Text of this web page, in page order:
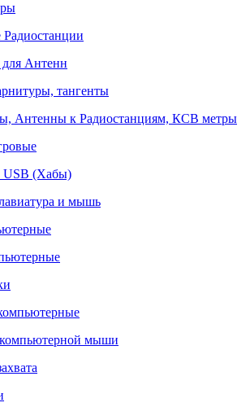
Антенн
тангенты
Антенны к Радиостанциям, КСВ метры
USB (Хабы)
и мышь
мыши